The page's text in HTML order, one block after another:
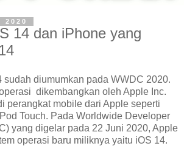
2020
14 dan iPhone yang
sudah diumumkan pada WWDC 2020.
dikembangkan oleh Apple Inc.
perangkat mobile dari Apple seperti
Touch. Pada Worldwide Developer
yang digelar pada 22 Juni 2020, Apple
operasi baru miliknya yaitu iOS 14.